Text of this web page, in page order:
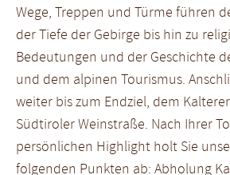
Wege, Treppen und Türme führen
der Tiefe der Gebirge bis hin zu
Bedeutungen und der Geschichte
und dem alpinen Tourismus.
weiter bis zum Endziel, dem
Südtiroler Weinstraße. Nach Ihrer
persönlichen Highlight holt Sie
folgenden Punkten ab: Abholung